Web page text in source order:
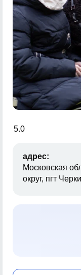
5.0
адрес:
Московская
округ, пгт